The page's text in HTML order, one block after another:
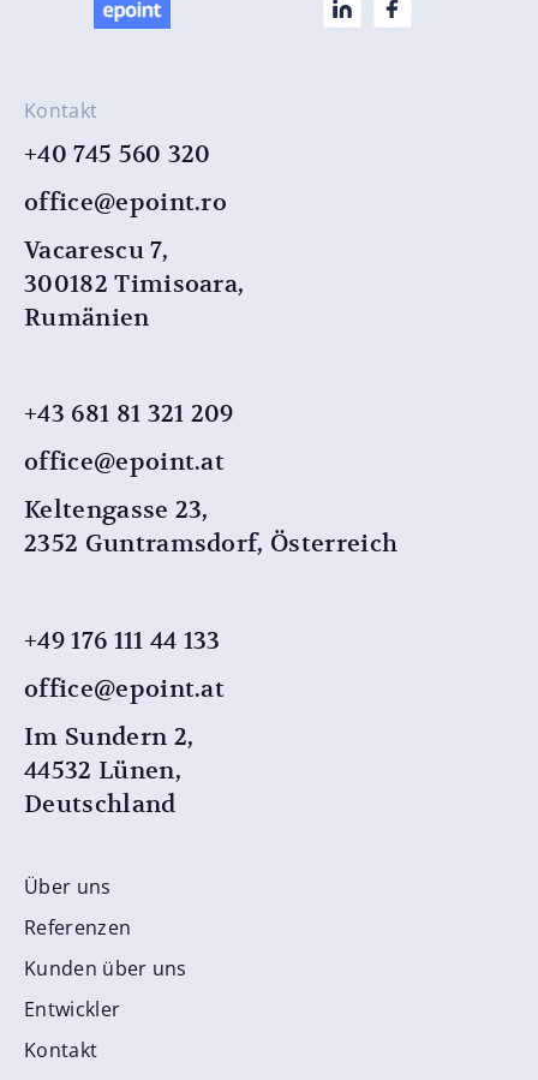
Kontakt
+40 745 560 320
office@epoint.ro
Vacarescu 7,
300182 Timisoara,
Rumänien
+43 681 81 321 209
office@epoint.at
Keltengasse 23,
2352 Guntramsdorf, Österreich
+49 176 111 44 133
office@epoint.at
Im Sundern 2,
44532 Lünen,
Deutschland
Über uns
Referenzen
Kunden über uns
Entwickler
Kontakt